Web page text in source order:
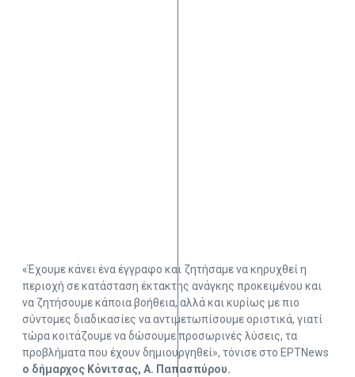
«Έχουμε κάνει ένα έγγραφο και ζητήσαμε να κηρυχθεί η
περιοχή σε κατάσταση έκτακτης ανάγκης προκειμένου και
να ζητήσουμε κάποια βοήθεια, αλλά και κυρίως με πιο
σύντομες διαδικασίες να αντιμετωπίσουμε οριστικά, γιατί
τώρα κοιτάζουμε να δώσουμε προσωρινές λύσεις, τα
προβλήματα που έχουν δημιουργηθεί», τόνισε στο ΕΡΤNews
o δήμαρχος Κόνιτσας, Α. Παπασπύρου.